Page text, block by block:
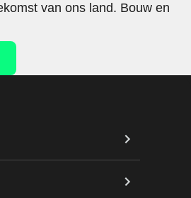
van ons land. Bouw en